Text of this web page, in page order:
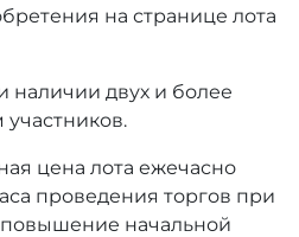
на странице лота
наличии двух и более
цена лота ежечасно
проведения торгов при
повышение начальной